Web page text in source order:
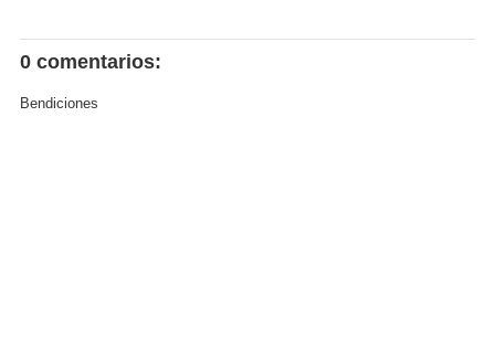
0 comentarios:
Bendiciones